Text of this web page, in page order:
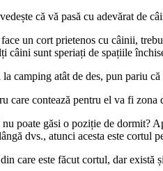
că vă pasă cu adevărat de
un cort prietenos cu câinii,
câini sunt speriați de spațiile
camping atât de des, pun pariu
care contează pentru el va fi
poate găsi o poziție de dormit?
dvs., atunci acesta este cortul
care este făcut cortul, dar